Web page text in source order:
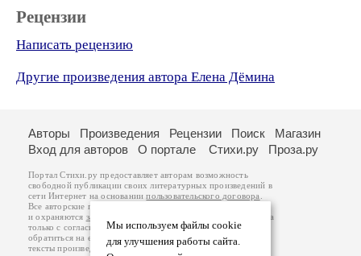
Рецензии
Написать рецензию
Другие произведения автора Елена Дёмина
Мы используем файлы cookie
для улучшения работы сайта.
Авторы Произведения Рецензии Поиск
Магазин
Вход для авторов
О портале Стихи.ру Проза.ру
Портал Стихи.ру предоставляет авторам возможность
свободной публикации своих литературных произведений в
сети Интернет на основаниипользовательского договора
Все авторские права на произведения принадлежат авторам
и охраняются законом
. Перепечатка произведений возможна
только с согласия его автора, к которому вы можете
обратиться на его авторской странице. Ответственность за
тексты произведений авторы несут самостоятельно на